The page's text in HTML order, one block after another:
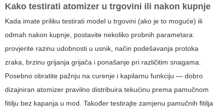
Kako testirati atomizer u trgovini ili nakon kupnje
Kada imate priliku testirati model u trgovini (ako je to moguće) ili
odmah nakon kupnje, postavite nekoliko probnih parametara:
provjerite razinu udobnosti u usnik, način podešavanja protoka
zraka, brzinu grijanja grijača i ponašanje pri različitim snagama.
Posebno obratite pažnju na curenje i kapilarnu funkciju — dobro
dizajniran atomizer pravilno distribuira tekućinu prema pamučnom
fitilju bez kapanja u mod. Također testirajte zamjenu pamučnih fitilja